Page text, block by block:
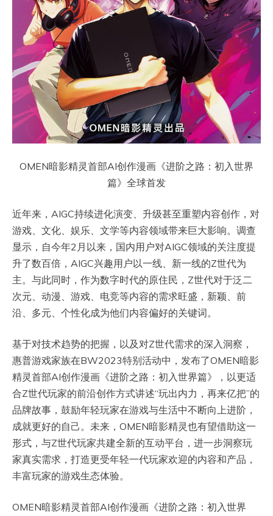
OMEN暗影精灵首部AI创作漫画《进阶之路：初入世界
篇》全球首发
近年来，AIGC持续进化演变、升级甚至重塑内容创作，对
游戏、文化、娱乐、文学等内容领域带来巨大影响。调查
显示，自今年2月以来，国内用户对AIGC领域的关注度提
升了数百倍，AIGC兴趣用户以一线、新一线的Z世代为
主。与此同时，作为数字时代的原住民，Z世代对于泛二
次元、动漫、游戏、电竞等内容的需求旺盛，新颖、前
沿、多元、个性化成为他们内容偏好的关键词。
基于对技术趋势的把握，以及对Z世代需求的深入洞察，
惠普游戏家族在BW2023特别活动中，发布了OMEN暗影
精灵首部AI创作漫画《进阶之路：初入世界篇》，以更适
合Z世代玩家的前沿创作方式讲述“玩出内力，再来亿把”的
品牌故事，鼓励年轻玩家在游戏与生活中不断向上进阶，
成就更好的自己。未来，OMEN暗影精灵也有望借助这一
形式，与Z世代玩家共建全新的互动平台，进一步洞察玩
家真实需求，打造更受年轻一代玩家欢迎的内容和产品，
丰富玩家的游戏生态体验。
​OMEN暗影精灵首部AI创作漫画《进阶之路：初入世界